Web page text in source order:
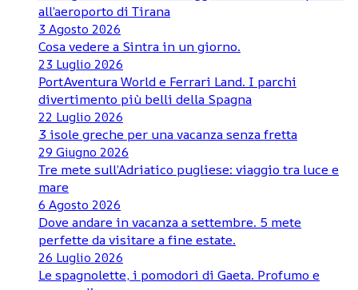
all’aeroporto di Tirana
3 Agosto 2026
Cosa vedere a Sintra in un giorno.
23 Luglio 2026
PortAventura World e Ferrari Land. I parchi
divertimento più belli della Spagna
22 Luglio 2026
3 isole greche per una vacanza senza fretta
29 Giugno 2026
Tre mete sull’Adriatico pugliese: viaggio tra luce e
mare
6 Agosto 2026
Dove andare in vacanza a settembre. 5 mete
perfette da visitare a fine estate.
26 Luglio 2026
Le spagnolette, i pomodori di Gaeta. Profumo e